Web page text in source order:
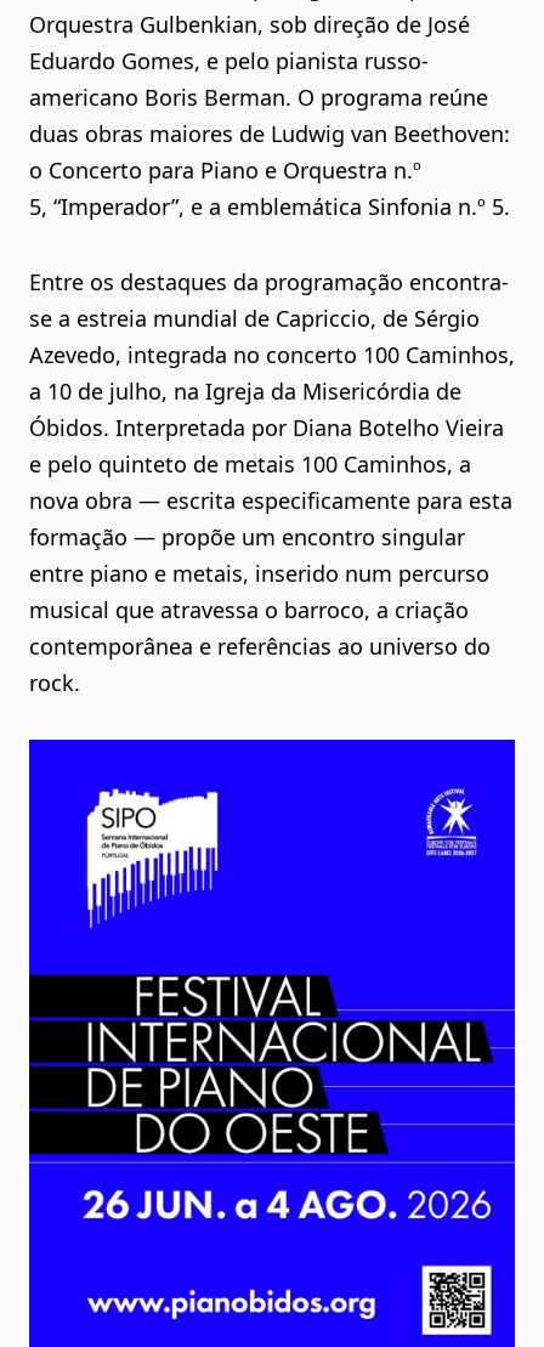
Orquestra Gulbenkian, sob direção de José
Eduardo Gomes, e pelo pianista russo-
americano Boris Berman. O programa reúne
duas obras maiores de Ludwig van Beethoven:
o Concerto para Piano e Orquestra n.º
5, “Imperador”, e a emblemática Sinfonia n.º 5.
Entre os destaques da programação encontra-
se a estreia mundial de Capriccio, de Sérgio
Azevedo, integrada no concerto 100 Caminhos,
a 10 de julho, na Igreja da Misericórdia de
Óbidos. Interpretada por Diana Botelho Vieira
e pelo quinteto de metais 100 Caminhos, a
nova obra — escrita especificamente para esta
formação — propõe um encontro singular
entre piano e metais, inserido num percurso
musical que atravessa o barroco, a criação
contemporânea e referências ao universo do
rock.